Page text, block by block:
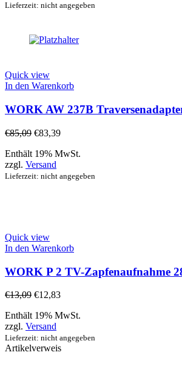
Lieferzeit: nicht angegeben
Quick view
In den Warenkorb
WORK AW 237B
€85,09 €83,39
Enthält 19% MwSt.
zzgl. Versand
Lieferzeit: nicht angegeben
Quick view
In den Warenkorb
WORK P 2 TV-Zapfenaufnahme
€13,09 €12,83
Enthält 19% MwSt.
zzgl. Versand
Lieferzeit: nicht angegeben
Artikelverweis